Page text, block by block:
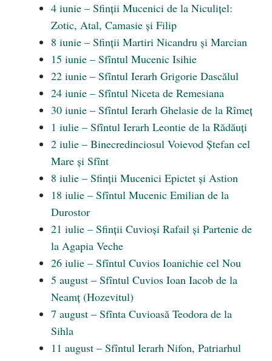
4 iunie – Sfinții Mucenici de la Niculițel:
Zotic, Atal, Camasie și Filip
8 iunie – Sfinții Martiri Nicandru și Marcian
15 iunie – Sfîntul Mucenic Isihie
22 iunie – Sfîntul Ierarh Grigorie Dascălul
24 iunie – Sfîntul Niceta de Remesiana
30 iunie – Sfîntul Ierarh Ghelasie de la Rîmeț
1 iulie – Sfîntul Ierarh Leontie de la Rădăuți
2 iulie – Binecredinciosul Voievod Ștefan cel
Mare și Sfînt
8 iulie – Sfinții Mucenici Epictet și Astion
18 iulie – Sfîntul Mucenic Emilian de la
Durostor
21 iulie – Sfinții Cuvioși Rafail și Partenie de
la Agapia Veche
26 iulie – Sfîntul Cuvios Ioanichie cel Nou
5 august – Sfîntul Cuvios Ioan Iacob de la
Neamţ (Hozevitul)
7 august – Sfînta Cuvioasă Teodora de la
Sihla
11 august – Sfîntul Ierarh Nifon, Patriarhul